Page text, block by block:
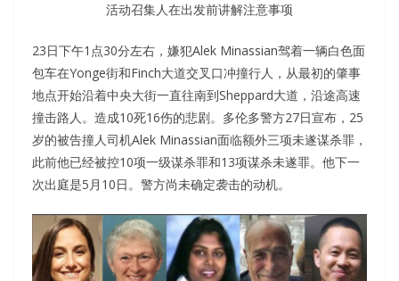
活动召集人在出发前讲解注意事项
23日下午1点30分左右，嫌犯Alek Minassian驾着一辆白色面
包车在Yonge街和Finch大道交叉口冲撞行人，从最初的肇事
地点开始沿着中央大街一直往南到Sheppard大道，沿途高速
撞击路人。造成10死16伤的悲剧。多伦多警方27日宣布，25
岁的被告撞人司机Alek Minassian面临额外三项未遂谋杀罪，
此前他已经被控10项一级谋杀罪和13项谋杀未遂罪。他下一
次出庭是5月10日。警方尚未确定袭击的动机。